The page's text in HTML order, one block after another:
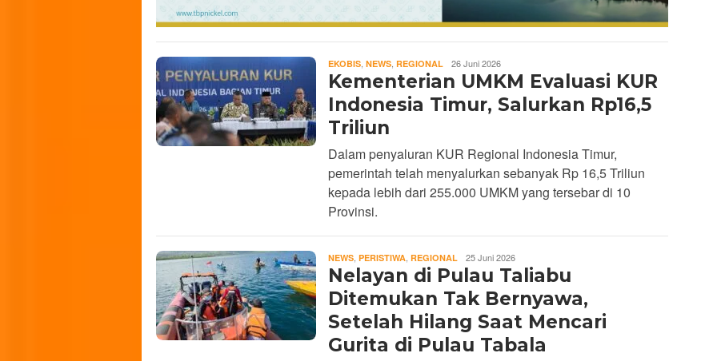
EKOBIS, NEWS, REGIONALREDAKSI
26 Juni 2026
Kementerian UMKM Evaluasi KUR
Indonesia Timur, Salurkan Rp16,5
Triliun
Dalam penyaluran KUR Regional Indonesia Timur,
pemerintah telah menyalurkan sebanyak Rp 16,5 Triliun
kepada lebih dari 255.000 UMKM yang tersebar di 10
Provinsi.
NEWS, PERISTIWA, REGIONALREDAKSI
25 Juni 2026
Nelayan di Pulau Taliabu
Ditemukan Tak Bernyawa,
Setelah Hilang Saat Mencari
Gurita di Pulau Tabala